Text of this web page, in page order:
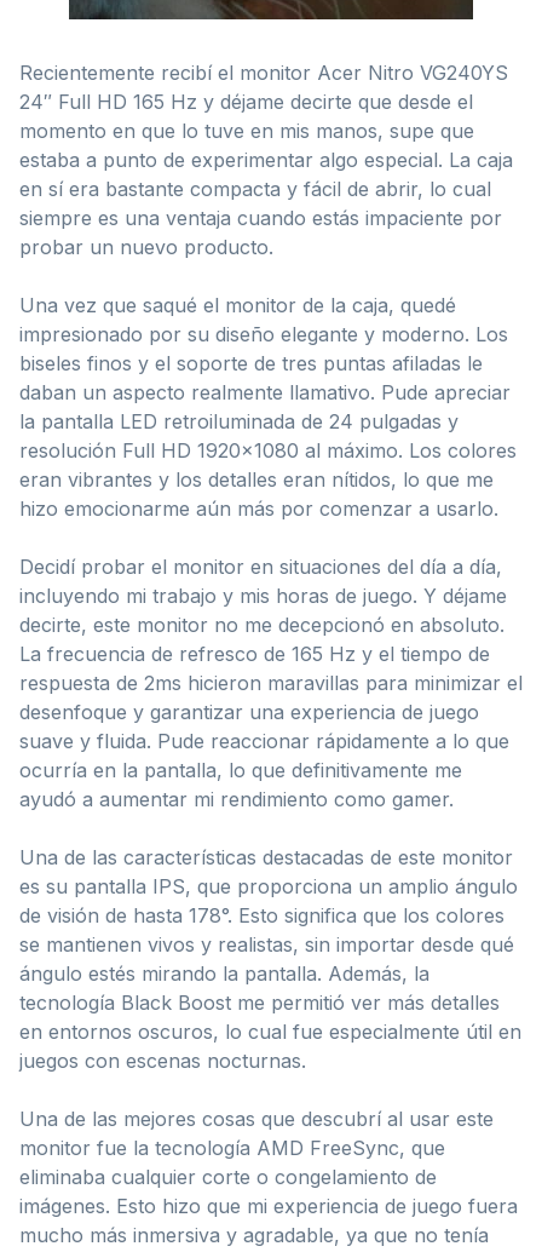
Recientemente recibí el monitor Acer Nitro VG240YS
24″ Full HD 165 Hz y déjame decirte que desde el
momento en que lo tuve en mis manos, supe que
estaba a punto de experimentar algo especial. La caja
en sí era bastante compacta y fácil de abrir, lo cual
siempre es una ventaja cuando estás impaciente por
probar un nuevo producto.
Una vez que saqué el monitor de la caja, quedé
impresionado por su diseño elegante y moderno. Los
biseles finos y el soporte de tres puntas afiladas le
daban un aspecto realmente llamativo. Pude apreciar
la pantalla LED retroiluminada de 24 pulgadas y
resolución Full HD 1920×1080 al máximo. Los colores
eran vibrantes y los detalles eran nítidos, lo que me
hizo emocionarme aún más por comenzar a usarlo.
Decidí probar el monitor en situaciones del día a día,
incluyendo mi trabajo y mis horas de juego. Y déjame
decirte, este monitor no me decepcionó en absoluto.
La frecuencia de refresco de 165 Hz y el tiempo de
respuesta de 2ms hicieron maravillas para minimizar el
desenfoque y garantizar una experiencia de juego
suave y fluida. Pude reaccionar rápidamente a lo que
ocurría en la pantalla, lo que definitivamente me
ayudó a aumentar mi rendimiento como gamer.
Una de las características destacadas de este monitor
es su pantalla IPS, que proporciona un amplio ángulo
de visión de hasta 178°. Esto significa que los colores
se mantienen vivos y realistas, sin importar desde qué
ángulo estés mirando la pantalla. Además, la
tecnología Black Boost me permitió ver más detalles
en entornos oscuros, lo cual fue especialmente útil en
juegos con escenas nocturnas.
Una de las mejores cosas que descubrí al usar este
monitor fue la tecnología AMD FreeSync, que
eliminaba cualquier corte o congelamiento de
imágenes. Esto hizo que mi experiencia de juego fuera
mucho más inmersiva y agradable, ya que no tenía